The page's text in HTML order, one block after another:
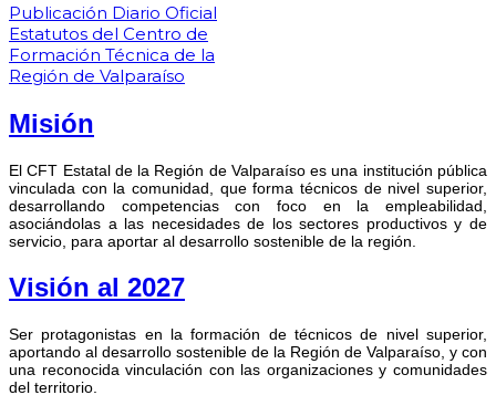
Publicación Diario Oficial
Estatutos del Centro de
Formación Técnica de la
Región de Valparaíso
Misión
El CFT Estatal de la Región de Valparaíso es una institución pública
vinculada con la comunidad, que forma técnicos de nivel superior,
desarrollando competencias con foco en la empleabilidad,
asociándolas a las necesidades de los sectores productivos y de
servicio, para aportar al desarrollo sostenible de la región.
Visión al 2027
Ser protagonistas en la formación de técnicos de nivel superior,
aportando al desarrollo sostenible de la Región de Valparaíso, y con
una reconocida vinculación con las organizaciones y comunidades
del territorio.